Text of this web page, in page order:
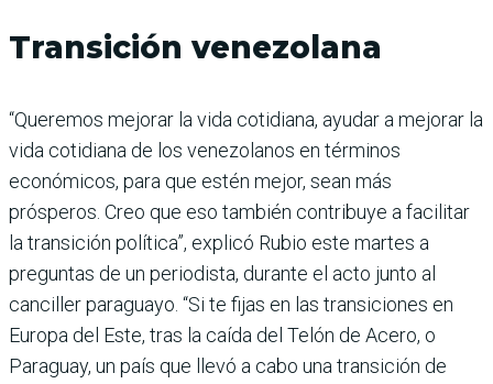
Transición venezolana
“Queremos mejorar la vida cotidiana, ayudar a mejorar la
vida cotidiana de los venezolanos en términos
económicos, para que estén mejor, sean más
prósperos. Creo que eso también contribuye a facilitar
la transición política”, explicó Rubio este martes a
preguntas de un periodista, durante el acto junto al
canciller paraguayo. “Si te fijas en las transiciones en
Europa del Este, tras la caída del Telón de Acero, o
Paraguay, un país que llevó a cabo una transición de